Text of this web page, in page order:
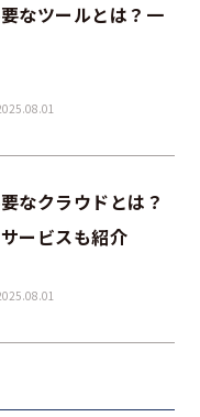
なツールとは？一
なクラウドとは？
ービスも紹介